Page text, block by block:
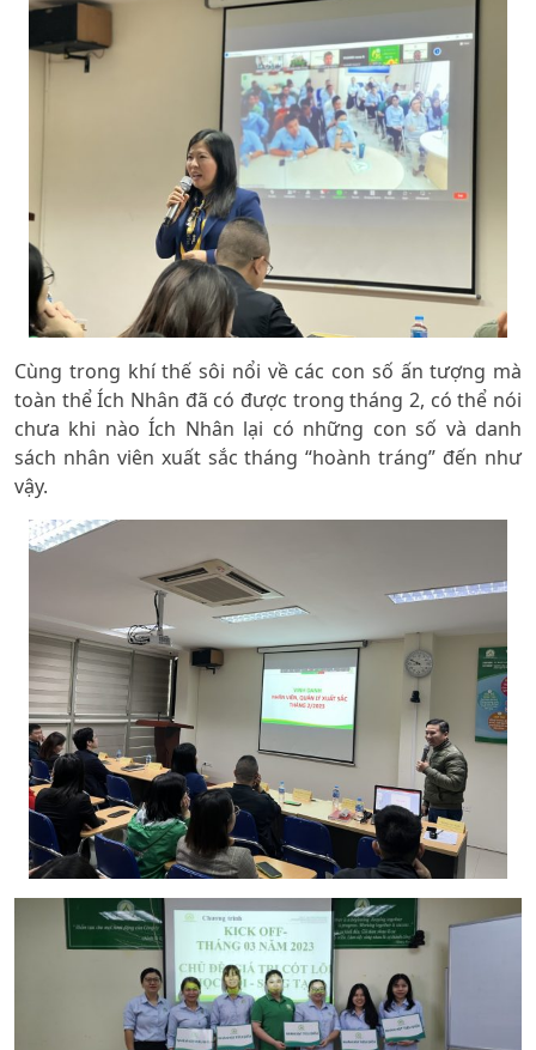
Cùng trong khí thế sôi nổi về các con số ấn tượng mà
toàn thể Ích Nhân đã có được trong tháng 2, có thể nói
chưa khi nào Ích Nhân lại có những con số và danh
sách nhân viên xuất sắc tháng “hoành tráng” đến như
vậy.